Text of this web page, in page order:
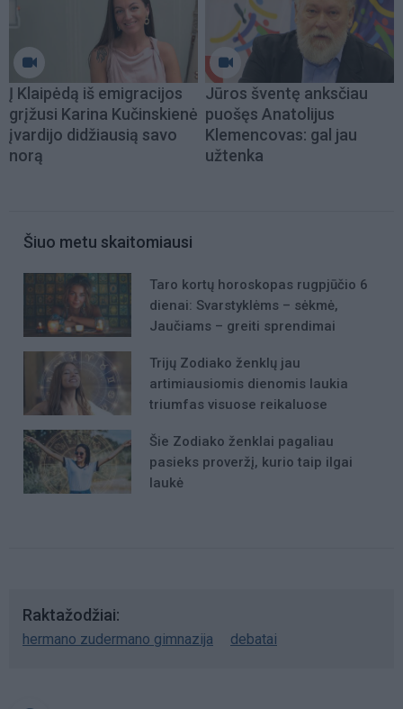
Į Klaipėdą iš emigracijos
grįžusi Karina Kučinskienė
įvardijo didžiausią savo
norą
Jūros šventę anksčiau
puošęs Anatolijus
Klemencovas: gal jau
užtenka
Šiuo metu skaitomiausi
Taro kortų horoskopas rugpjūčio 6
dienai: Svarstyklėms – sėkmė,
Jaučiams – greiti sprendimai
Trijų Zodiako ženklų jau
artimiausiomis dienomis laukia
triumfas visuose reikaluose
Šie Zodiako ženklai pagaliau
pasieks proveržį, kurio taip ilgai
laukė
Raktažodžiai
hermano zudermano gimnazija debatai